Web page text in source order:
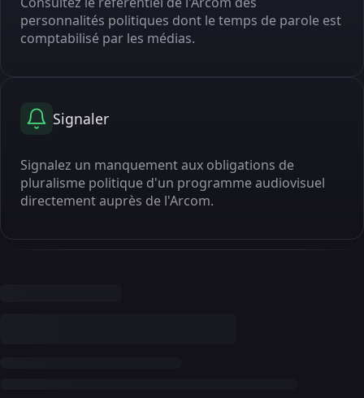
personnalités politiques dont le temps de parole est
comptabilisé par les médias.
Signaler
Signalez un manquement aux obligations de
pluralisme politique d'un programme audiovisuel
directement auprès de l'Arcom.